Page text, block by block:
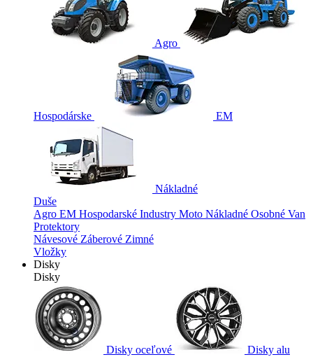
Agro
Hospodárske EM
Nákladné
Duše
Agro EM Hospodarské Industry Moto Nákladné Osobné Van
Protektory
Návesové Záberové Zimné
Vložky
Disky
Disky
Disky oceľové Disky alu